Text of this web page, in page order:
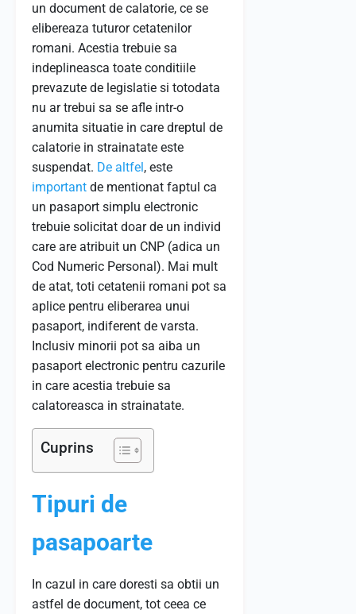
un document de calatorie, ce se
elibereaza tuturor cetatenilor
romani. Acestia trebuie sa
indeplineasca toate conditiile
prevazute de legislatie si totodata
nu ar trebui sa se afle intr-o
anumita situatie in care dreptul de
calatorie in strainatate este
suspendat. De altfel, este
important de mentionat faptul ca
un pasaport simplu electronic
trebuie solicitat doar de un individ
care are atribuit un CNP (adica un
Cod Numeric Personal). Mai mult
de atat, toti cetatenii romani pot sa
aplice pentru eliberarea unui
pasaport, indiferent de varsta.
Inclusiv minorii pot sa aiba un
pasaport electronic pentru cazurile
in care acestia trebuie sa
calatoreasca in strainatate.
Cuprins
Tipuri de
pasapoarte
In cazul in care doresti sa obtii un
astfel de document, tot ceea ce